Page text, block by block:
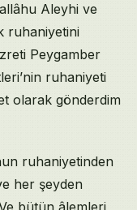
Aleyhi ve
ruhaniyetini
Peygamber
ruhaniyeti
olarak gönderdim
ruhaniyetinden
her şeyden
bütün âlemleri